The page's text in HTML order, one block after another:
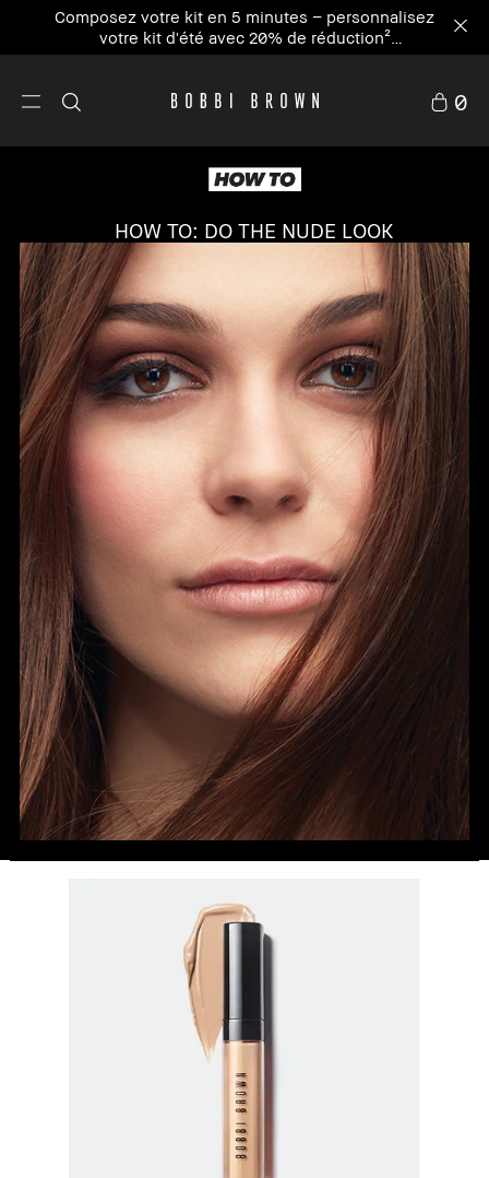
Composez votre kit en 5 minutes – personnalisez
votre kit d'été avec 20% de réduction²
Personnaliser maintenant
0
HOW TO: DO THE NUDE LOOK